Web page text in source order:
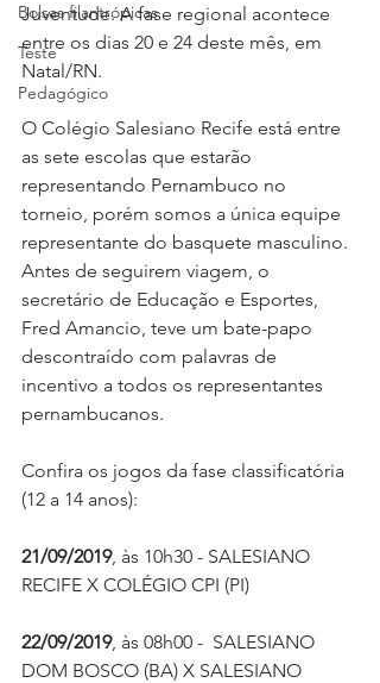
Bolsas filantrópicas
Teste
Pedagógico
Juventude. A fase regional acontece
entre os dias 20 e 24 deste mês, em
Natal/RN.
O Colégio Salesiano Recife está entre
as sete escolas que estarão
representando Pernambuco no
torneio, porém somos a única equipe
representante do basquete masculino.
Antes de seguirem viagem, o
secretário de Educação e Esportes,
Fred Amancio, teve um bate-papo
descontraído com palavras de
incentivo a todos os representantes
pernambucanos.
Confira os jogos da fase classificatória
(12 a 14 anos):
21/09/2019, às 10h30 - SALESIANO
RECIFE X COLÉGIO CPI (PI)
22/09/2019, às 08h00 -  SALESIANO
DOM BOSCO (BA) X SALESIANO